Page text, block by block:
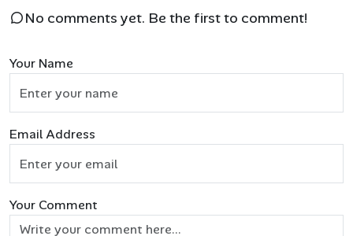
No comments yet. Be the first to comment!
Your Name
Email Address
Your Comment